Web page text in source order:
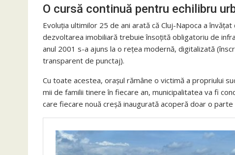
O cursă continuă pentru echilibru
Evoluția ultimilor 25 de ani arată că Cluj-Napoca a
dezvoltarea imobiliară trebuie însoțită obligatoriu de
anul 2001 s-a ajuns la o rețea modernă, digitalizată
transparent de punctaj).
Cu toate acestea, orașul rămâne o victimă a propriului
mii de familii tinere în fiecare an, municipalitatea va fi
care fiecare nouă creșă inaugurată acoperă doar o